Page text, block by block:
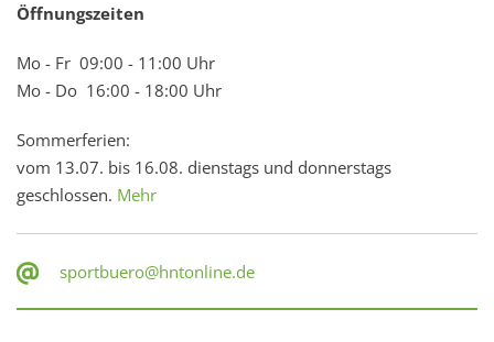
Öffnungszeiten
Mo - Fr 09:00 - 11:00 Uhr
Mo - Do 16:00 - 18:00 Uhr
Sommerferien:
vom 13.07. bis 16.08. dienstags und donnerstags
geschlossen. Mehr
sportbuero@hntonline.de